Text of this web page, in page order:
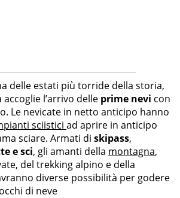
delle estati più torride della storia,
l’arrivo delle prime nevi con
Le nevicate in netto anticipo hanno
sciistici ad aprire in anticipo
sciare. Armati di skipass,
e sci, gli amanti della montagna,
del trekking alpino e della
diverse possibilità per godere
di neve